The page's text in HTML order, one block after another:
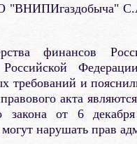
"ВНИПИгаздобыча"
финансов
требований и
акта
закона от 6
нарушать прав